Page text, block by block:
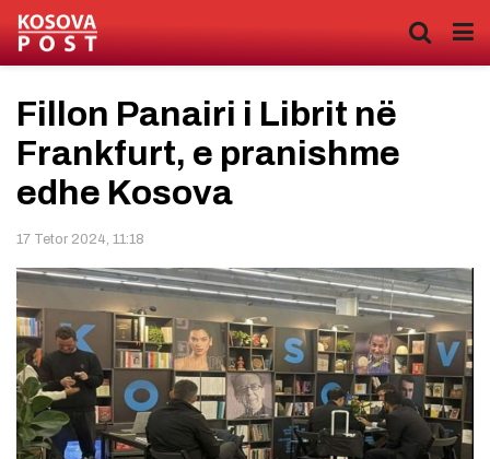
Fillon Panairi i Librit në
Frankfurt, e pranishme
edhe Kosova
17 Tetor 2024, 11:18